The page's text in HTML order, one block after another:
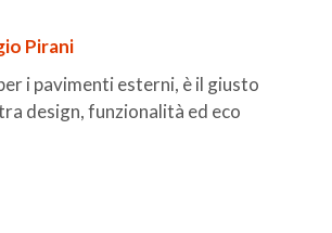
Pirani
i pavimenti esterni, è il giusto
design, funzionalità ed eco